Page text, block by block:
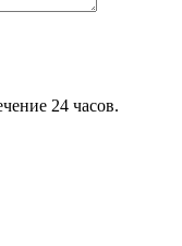
24 часов.